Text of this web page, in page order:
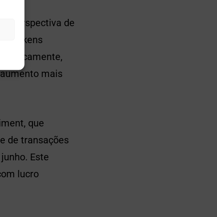
perspectiva de
tokens
mais
que
de transações
Este
lucro